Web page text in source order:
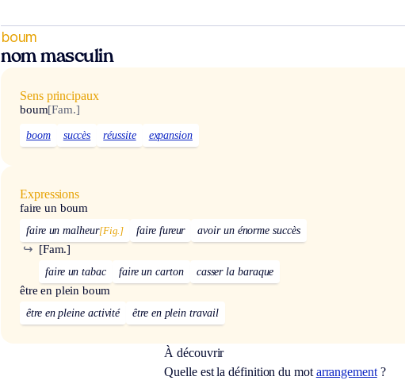
boum
nom masculin
Sens principaux
boum[Fam.]
boom succès réussite expansion
Expressions
faire un boum
faire un malheur[Fig.] faire fureur avoir un énorme succès
[Fam.]
↪
faire un tabac faire un carton casser la baraque
être en plein boum
être en pleine activité être en plein travail
À découvrir
Quelle est la définition du mot arrangement?